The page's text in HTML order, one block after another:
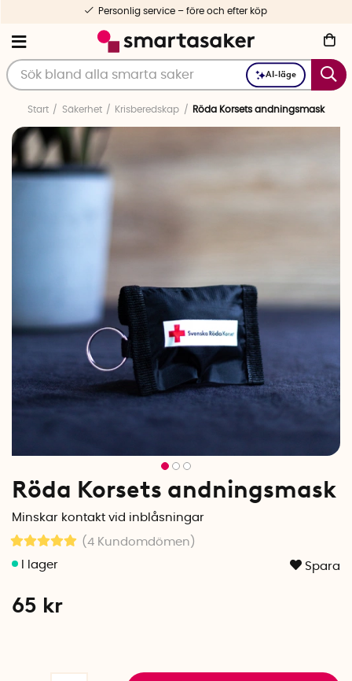
AI-läge
Personlig service – före och efter köp
Start Säkerhet Krisberedskap Röda Korsets andningsmask
Röda Korsets andningsmask
Minskar kontakt vid inblåsningar
(4 Kundomdömen )
Spara
65 kr